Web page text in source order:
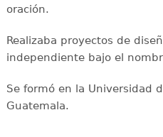
oración.
Realizaba proyectos de
independiente bajo el
Se formó en la Universidad
Guatemala.